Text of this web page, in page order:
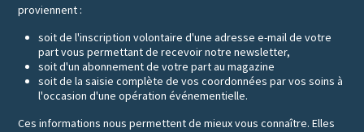
proviennent :
soit de l'inscription volontaire d'une adresse e-mail de votre
part vous permettant de recevoir notre newsletter,
soit d'un abonnement de votre part au magazine
soit de la saisie complète de vos coordonnées par vos soins à
l'occasion d'une opération événementielle.
Ces informations nous permettent de mieux vous connaître. Elles